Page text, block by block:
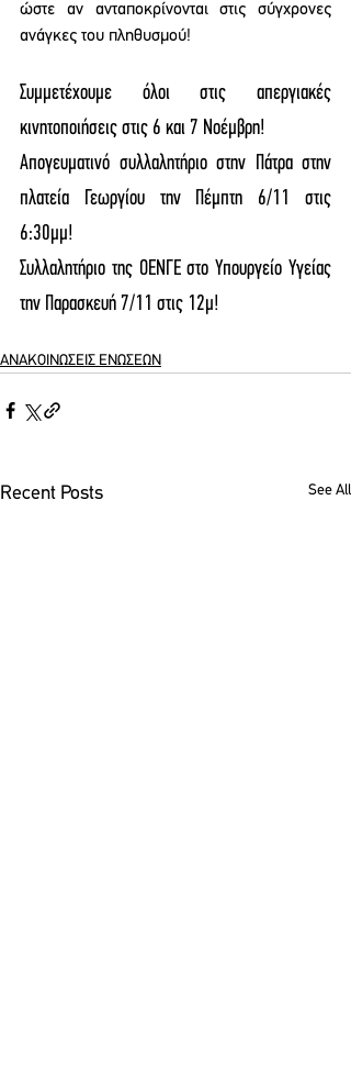
ώστε αν ανταποκρίνονται στις σύγχρονες
ανάγκες του πληθυσμού!
Συμμετέχουμε όλοι στις απεργιακές
κινητοποιήσεις στις 6 και 7 Νοέμβρη!
Απογευματινό συλλαλητήριο στην Πάτρα στην
πλατεία Γεωργίου την Πέμπτη 6/11 στις
6:30μμ!
Συλλαλητήριο της ΟΕΝΓΕ στο Υπουργείο Υγείας
την Παρασκευή 7/11 στις 12μ!
ΑΝΑΚΟΙΝΩΣΕΙΣ ΕΝΩΣΕΩΝ
Recent Posts See All